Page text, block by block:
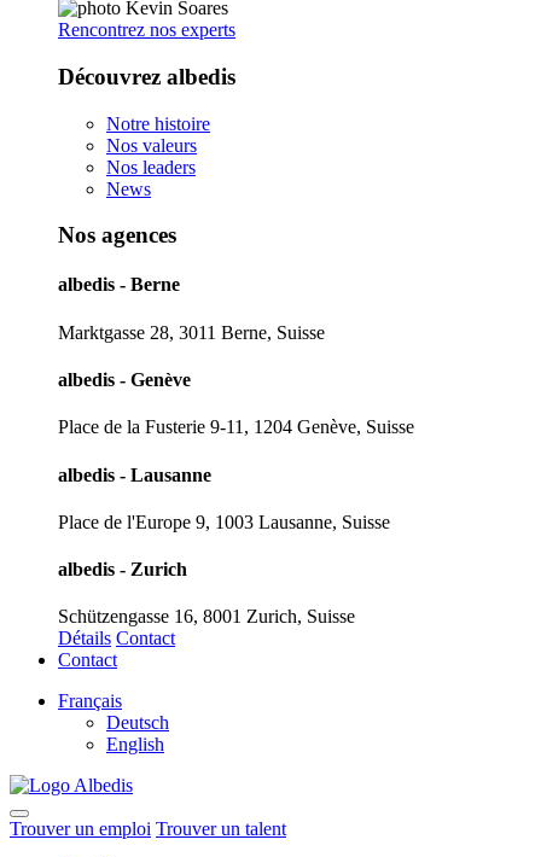
Rencontrez nos experts
Découvrez albedis
Notre histoire
Nos valeurs
Nos leaders
News
Nos agences
albedis - Berne
Marktgasse 28, 3011 Berne, Suisse
albedis - Genève
Place de la Fusterie 9-11, 1204 Genève, Suisse
albedis - Lausanne
Place de l'Europe 9, 1003 Lausanne, Suisse
albedis - Zurich
Schützengasse 16, 8001 Zurich, Suisse
Détails Contact
Contact
Français
Deutsch
English
Trouver un emploi Trouver un talent